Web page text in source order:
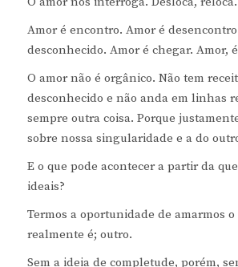
Amor é encontro. Amor é
desconhecido. Amor é chegar. Amor,
O amor não é orgânico. Não tem
desconhecido e não anda em linhas
sempre outra coisa. Porque
sobre nossa singularidade e a do
E o que pode acontecer a partir da
ideais?
Termos a oportunidade de amarmos
realmente é; outro.
Sem a ideia de completude, porém,